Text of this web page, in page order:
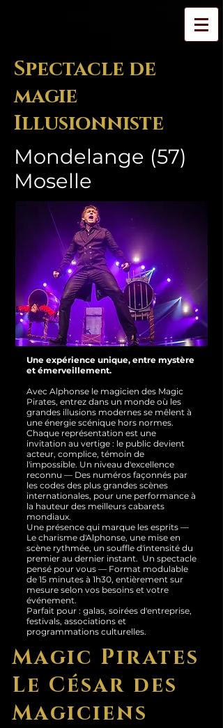
Spectacle de
magie
Illusionniste
Mondelange (57)
Moselle
Une expérience unique, entre mystère
et émerveillement.
Avec Alphonse le magicien des Magic
Pirates, entrez dans un monde où les
grandes illusions modernes se mêlent à
une énergie scénique hors normes.
Chaque représentation est une
invitation au vertige : le public devient
acteur, complice, témoin de
l'impossible. Un niveau d'excellence
reconnu — Des numéros façonnés par
les codes des plus grandes scènes
internationales, pour une performance à
la hauteur des meilleurs cabarets
mondiaux.
Une présence qui marque les esprits —
Le charisme d'Alphonse, une mise en
scène rythmée, un souffle d'intensité du
premier au dernier instant. Un spectacle
pensé pour vous — Format modulable
de 15 minutes à 1h30, entièrement sur
mesure selon vos besoins et votre
événement.
Parfait pour : galas, soirées d'entreprise,
festivals, associations et
programmations culturelles.
Magic Pirates
Le César des
Magiciens